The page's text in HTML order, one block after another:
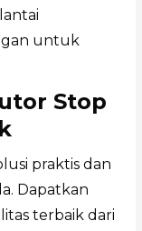
untuk
Stop
praktis dan
Dapatkan
terbaik dari